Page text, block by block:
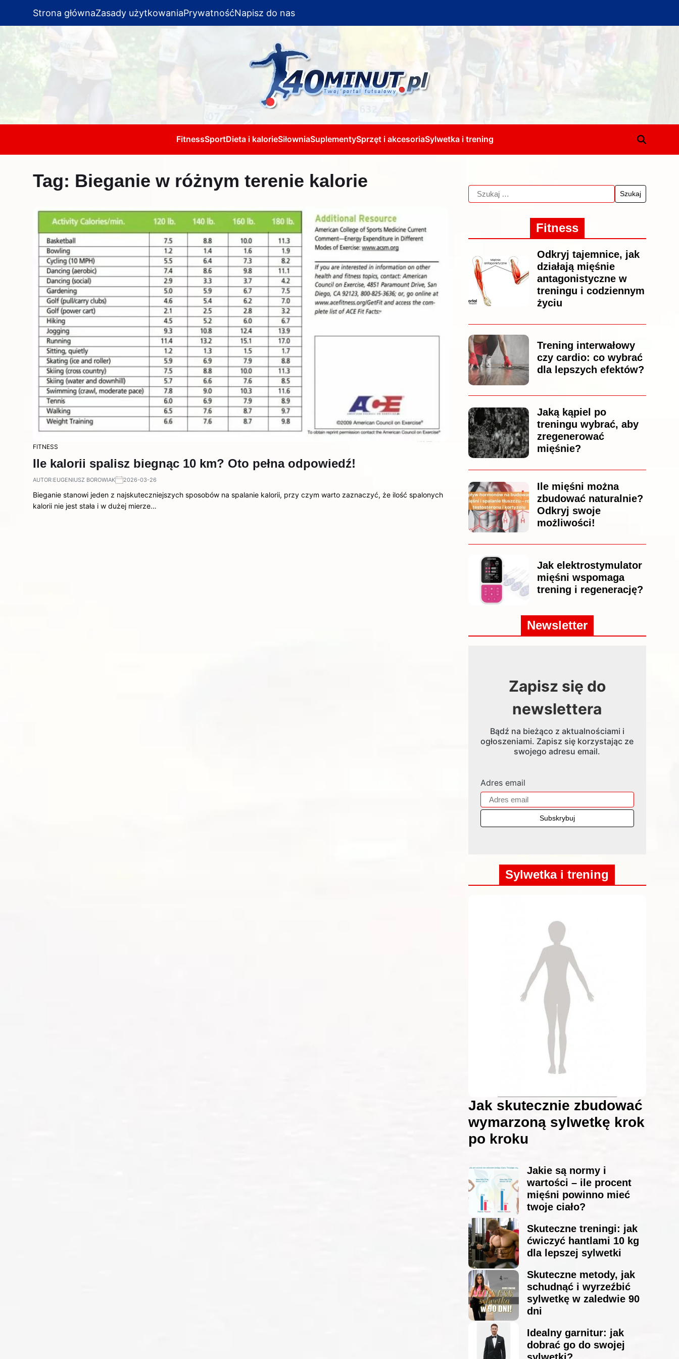
Strona głównaZasady użytkowaniaPrywatnośćNapisz do nas
FitnessSportDieta i kalorieSiłowniaSuplementySprzęt i akcesoriaSylwetka i trening
Tag: Bieganie w różnym terenie kalorie
FITNESS
Ile kalorii spalisz biegnąc 10 km? Oto pełna odpowiedź!
AUTOR:EUGENIUSZ BOROWIAK 2026-03-26
Bieganie stanowi jeden z najskuteczniejszych sposobów na spalanie kalorii, przy czym warto zaznaczyć, że ilość spalonych
kalorii nie jest stała i w dużej mierze…
Fitness
Odkryj tajemnice, jak
działają mięśnie
antagonistyczne w
treningu i codziennym
życiu
Trening interwałowy
czy cardio: co wybrać
dla lepszych efektów?
Jaką kąpiel po
treningu wybrać, aby
zregenerować
mięśnie?
Ile mięśni można
zbudować naturalnie?
Odkryj swoje
możliwości!
Jak elektrostymulator
mięśni wspomaga
trening i regenerację?
Newsletter
Zapisz się do
newslettera
Bądź na bieżąco z aktualnościami i
ogłoszeniami. Zapisz się korzystając ze
swojego adresu email.
Adres email
Sylwetka i trening
Jak skutecznie zbudować
wymarzoną sylwetkę krok
po kroku
Jakie są normy i
wartości – ile procent
mięśni powinno mieć
twoje ciało?
Skuteczne treningi: jak
ćwiczyć hantlami 10 kg
dla lepszej sylwetki
Skuteczne metody, jak
schudnąć i wyrzeźbić
sylwetkę w zaledwie 90
dni
Idealny garnitur: jak
dobrać go do swojej